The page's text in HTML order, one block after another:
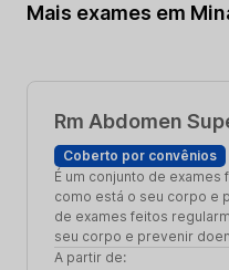
Mais exames em
Rm Abdomen
Coberto por convênios
É um conjunto de
como está o seu corpo e
de exames feitos
seu corpo e prevenir
A partir de: